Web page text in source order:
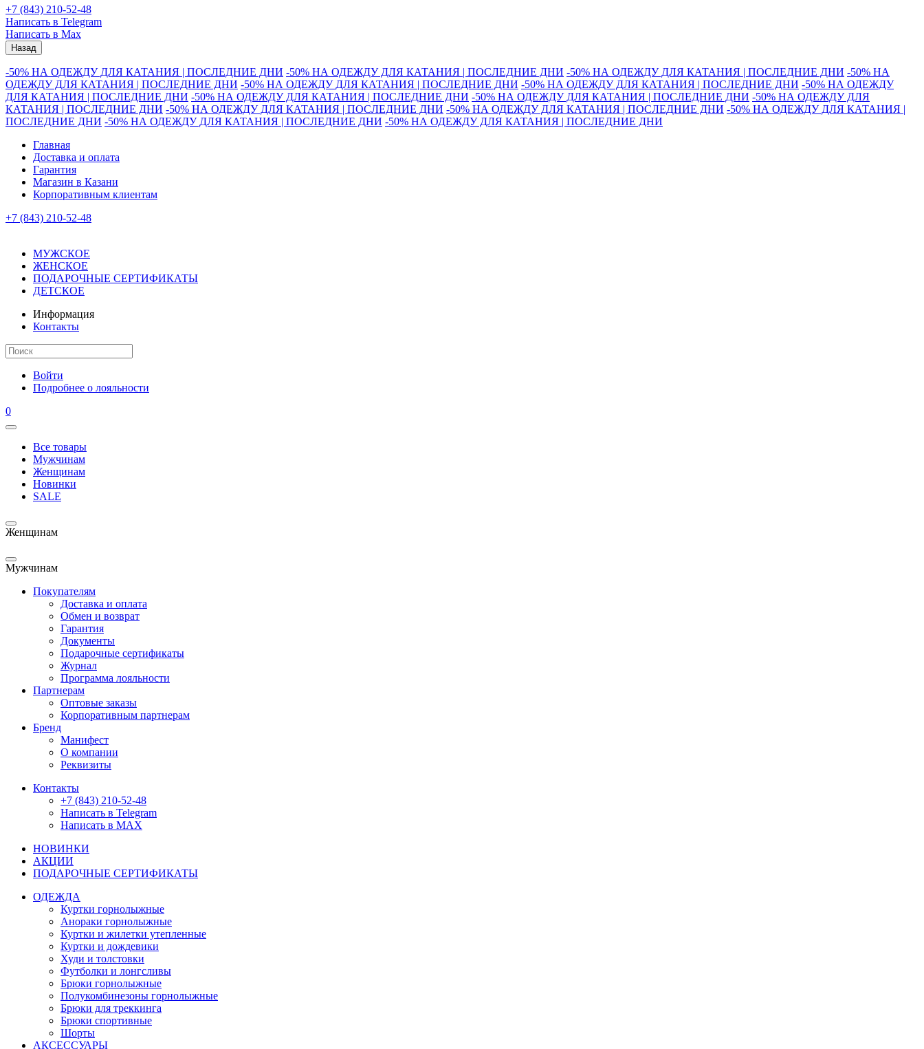
+7 (843) 210-52-48
Написать в Telegram
Написать в Max
Назад
-50% НА ОДЕЖДУ ДЛЯ КАТАНИЯ | ПОСЛЕДНИЕ ДНИ -50% НА ОДЕЖДУ ДЛЯ КАТАНИЯ | ПОСЛЕДНИЕ ДНИ -50% НА ОДЕЖДУ ДЛЯ КАТАНИЯ | ПОСЛЕДНИЕ ДНИ -50% НА
ОДЕЖДУ ДЛЯ КАТАНИЯ | ПОСЛЕДНИЕ ДНИ -50% НА ОДЕЖДУ ДЛЯ КАТАНИЯ | ПОСЛЕДНИЕ ДНИ -50% НА ОДЕЖДУ ДЛЯ КАТАНИЯ | ПОСЛЕДНИЕ ДНИ -50% НА ОДЕЖДУ
ДЛЯ КАТАНИЯ | ПОСЛЕДНИЕ ДНИ -50% НА ОДЕЖДУ ДЛЯ КАТАНИЯ | ПОСЛЕДНИЕ ДНИ -50% НА ОДЕЖДУ ДЛЯ КАТАНИЯ | ПОСЛЕДНИЕ ДНИ -50% НА ОДЕЖДУ ДЛЯ
КАТАНИЯ | ПОСЛЕДНИЕ ДНИ -50% НА ОДЕЖДУ ДЛЯ КАТАНИЯ | ПОСЛЕДНИЕ ДНИ -50% НА ОДЕЖДУ ДЛЯ КАТАНИЯ | ПОСЛЕДНИЕ ДНИ -50% НА ОДЕЖДУ ДЛЯ КАТАНИЯ |
ПОСЛЕДНИЕ ДНИ -50% НА ОДЕЖДУ ДЛЯ КАТАНИЯ | ПОСЛЕДНИЕ ДНИ -50% НА ОДЕЖДУ ДЛЯ КАТАНИЯ | ПОСЛЕДНИЕ ДНИ
Главная
Доставка и оплата
Гарантия
Магазин в Казани
Корпоративным клиентам
+7 (843) 210-52-48
МУЖСКОЕ
ЖЕНСКОЕ
ПОДАРОЧНЫЕ СЕРТИФИКАТЫ
ДЕТСКОЕ
Информация
Контакты
Войти
Подробнее о лояльности
0
Все товары
Мужчинам
Женщинам
Новинки
SALE
Женщинам
Мужчинам
Покупателям
Доставка и оплата
Обмен и возврат
Гарантия
Документы
Подарочные сертификаты
Журнал
Программа лояльности
Партнерам
Оптовые заказы
Корпоративным партнерам
Бренд
Манифест
О компании
Реквизиты
Контакты
+7 (843) 210-52-48
Написать в Telegram
Написать в MAX
НОВИНКИ
АКЦИИ
ПОДАРОЧНЫЕ СЕРТИФИКАТЫ
ОДЕЖДА
Куртки горнолыжные
Анораки горнолыжные
Куртки и жилетки утепленные
Куртки и дождевики
Худи и толстовки
Футболки и лонгсливы
Брюки горнолыжные
Полукомбинезоны горнолыжные
Брюки для треккинга
Брюки спортивные
Шорты
АКСЕССУАРЫ